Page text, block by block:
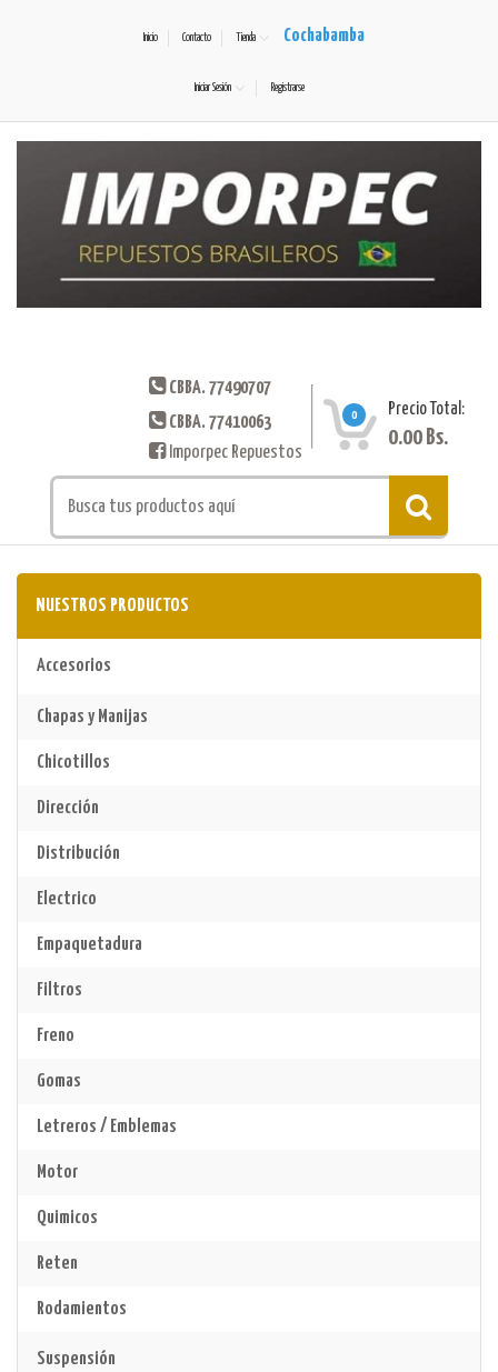
Inicio Contacto Tienda Cochabamba
Iniciar Sesión Registrarse
CBBA. 77490707
CBBA. 77410063
Imporpec Repuestos
0 Precio Total:
0.00 Bs.
NUESTROS PRODUCTOS
Accesorios
Chapas y Manijas
Chicotillos
Dirección
Distribución
Electrico
Empaquetadura
Filtros
Freno
Gomas
Letreros / Emblemas
Motor
Quimicos
Reten
Rodamientos
Suspensión